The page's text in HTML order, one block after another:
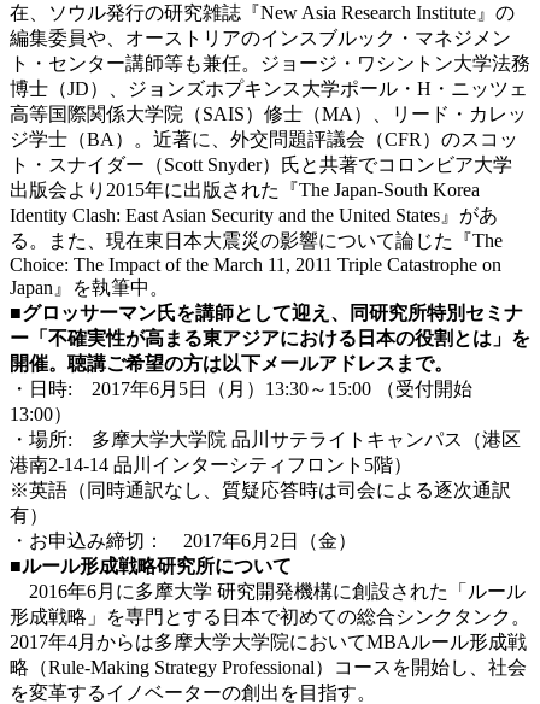
在、ソウル発行の研究雑誌『New Asia Research Institute』の
編集委員や、オーストリアのインスブルック・マネジメン
ト・センター講師等も兼任。ジョージ・ワシントン大学法務
博士（JD）、ジョンズホプキンス大学ポール・H・ニッツェ
高等国際関係大学院（SAIS）修士（MA）、リード・カレッ
ジ学士（BA）。近著に、外交問題評議会（CFR）のスコッ
ト・スナイダー（Scott Snyder）氏と共著でコロンビア大学
出版会より2015年に出版された『The Japan-South Korea
Identity Clash: East Asian Security and the United States』があ
る。また、現在東日本大震災の影響について論じた『The
Choice: The Impact of the March 11, 2011 Triple Catastrophe on
Japan』を執筆中。
■グロッサーマン氏を講師として迎え、同研究所特別セミナ
ー「不確実性が高まる東アジアにおける日本の役割とは」を
開催。聴講ご希望の方は以下メールアドレスまで。
・日時: 2017年6月5日（月）13:30～15:00 （受付開始
13:00）
・場所: 多摩大学大学院 品川サテライトキャンパス（港区
港南2-14-14 品川インターシティフロント5階）
※英語（同時通訳なし、質疑応答時は司会による逐次通訳
有）
・お申込み締切： 2017年6月2日（金）
■ルール形成戦略研究所について
2016年6月に多摩大学 研究開発機構に創設された「ルール
形成戦略」を専門とする日本で初めての総合シンクタンク。
2017年4月からは多摩大学大学院においてMBAルール形成戦
略（Rule-Making Strategy Professional）コースを開始し、社会
を変革するイノベーターの創出を目指す。